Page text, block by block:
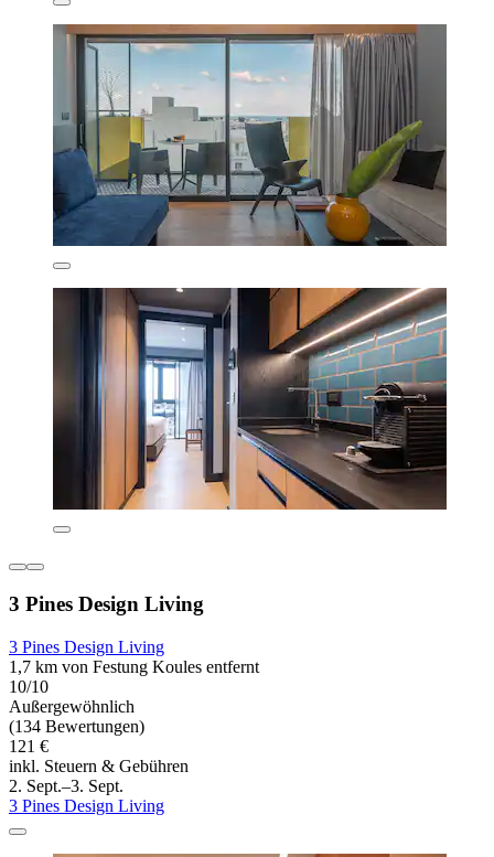
3 Pines Design Living
3 Pines Design Living
1,7 km von Festung Koules entfernt
10/10
Außergewöhnlich
(134 Bewertungen)
121 €
inkl. Steuern & Gebühren
2. Sept.–3. Sept.
3 Pines Design Living